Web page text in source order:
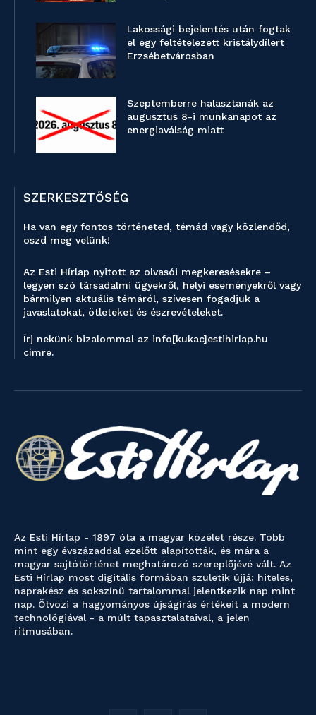
Lakossági bejelentés után fogtak
el egy feltételezett kristálydílert
Erzsébetvárosban
Szeptemberre halasztanák az
augusztus 8-i munkanapot az
energiaválság miatt
SZERKESZTŐSÉG
Ha van egy fontos történeted, témád vagy közlendőd,
oszd meg velünk!
Az Esti Hírlap nyitott az olvasói megkeresésekre –
legyen szó társadalmi ügyekről, helyi eseményekről vagy
bármilyen aktuális témáról, szívesen fogadjuk a
javaslatokat, ötleteket és észrevételeket.
Írj nekünk bizalommal az info[kukac]estihirlap.hu
címre.
Az Esti Hírlap - 1897 óta a magyar közélet része. Több
mint egy évszázaddal ezelőtt alapították, és mára a
magyar sajtótörténet meghatározó szereplőjévé vált. Az
Esti Hírlap most digitális formában születik újjá: hiteles,
naprakész és sokszínű tartalommal jelentkezik nap mint
nap. Ötvözi a hagyományos újságírás értékeit a modern
technológiával - a múlt tapasztalataival, a jelen
ritmusában.